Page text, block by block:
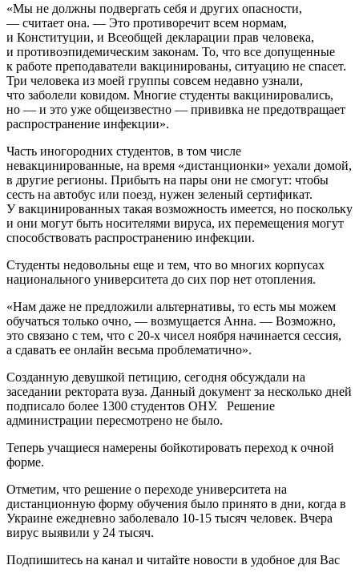
«Мы не должны подвергать себя и других опасности,
— считает она. — Это противоречит всем нормам,
и Конституции, и Всеобщей декларации прав человека,
и противоэпидемическим законам. То, что все допущенные
к работе преподаватели вакцинированы, ситуацию не спасет.
Три человека из моей группы совсем недавно узнали,
что заболели ковидом. Многие студенты вакцинировались,
но — и это уже общеизвестно — прививка не предотвращает
распространение инфекции».
Часть иногородних студентов, в том числе
невакцинированные, на время «дистанционки» уехали домой,
в другие регионы. Прибыть на пары они не смогут: чтобы
сесть на автобус или поезд, нужен зеленый сертификат.
У вакцинированных такая возможность имеется, но поскольку
и они могут быть носителями вируса, их перемещения могут
способствовать распространению инфекции.
Студенты недовольны еще и тем, что во многих корпусах
национального университета до сих пор нет отопления.
«Нам даже не предложили альтернативы, то есть мы можем
обучаться только очно, — возмущается Анна. — Возможно,
это связано с тем, что с 20-х чисел ноября начинается сессия,
а сдавать ее онлайн весьма проблематично».
Созданную девушкой петицию, сегодня обсуждали на
заседании ректората вуза. Данный документ за несколько дней
подписало более 1300 студентов ОНУ. Решение
администрации пересмотрено не было.
Теперь учащиеся намерены бойкотировать переход к очной
форме.
Отметим, что решение о переходе университета на
дистанционную форму обучения было принято в дни, когда в
Украине ежедневно заболевало 10-15 тысяч человек. Вчера
вирус выявили у 24 тысяч.
Подпишитесь на канал и читайте новости в удобное для Вас